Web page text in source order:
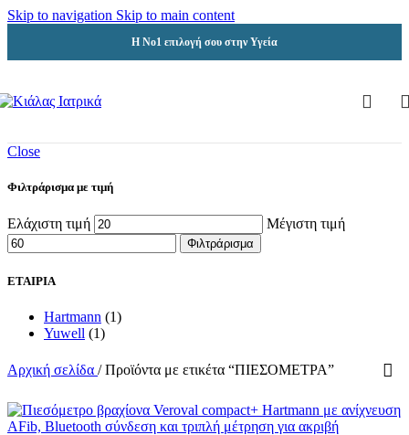
Skip to navigation Skip to main content
Η Νο1 επιλογή σου στην Υγεία
Close
Φιλτράρισμα με τιμή
Ελάχιστη τιμή Μέγιστη τιμή
Φιλτράρισμα
ΕΤΑΙΡΙΑ
Hartmann (1)
Yuwell (1)
Αρχική σελίδα / Προϊόντα με ετικέτα “ΠΙΕΣΟΜΕΤΡΑ”